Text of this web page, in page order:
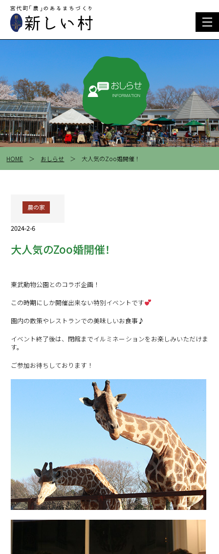
HOME ＞ おしらせ ＞ 大人気のZoo婚開催！
農の家
2024-2-6
大人気のZoo婚開催！
東武動物公園とのコラボ企画！
この時期にしか開催出来ない特別イベントです
園内の散策やレストランでの美味しいお食事♪
イベント終了後は、閉館までイルミネーションをお楽しみいただけま
す。
ご参加お待ちしております！